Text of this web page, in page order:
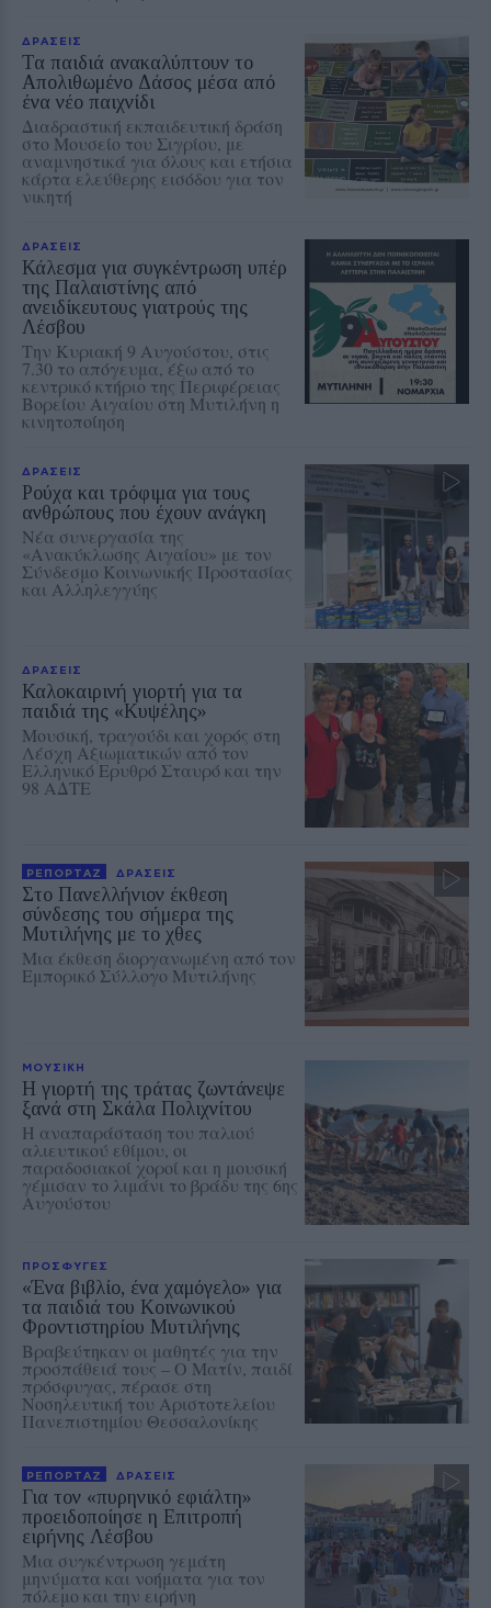
ΔΡΑΣΕΙΣ
Τα παιδιά ανακαλύπτουν το
Απολιθωμένο Δάσος μέσα από
ένα νέο παιχνίδι
Διαδραστική εκπαιδευτική δράση
στο Μουσείο του Σιγρίου, με
αναμνηστικά για όλους και ετήσια
κάρτα ελεύθερης εισόδου για τον
νικητή
ΔΡΑΣΕΙΣ
Κάλεσμα για συγκέντρωση υπέρ
της Παλαιστίνης από
ανειδίκευτους γιατρούς της
Λέσβου
Την Κυριακή 9 Αυγούστου, στις
7.30 το απόγευμα, έξω από το
κεντρικό κτήριο της Περιφέρειας
Βορείου Αιγαίου στη Μυτιλήνη η
κινητοποίηση
ΔΡΑΣΕΙΣ
Ρούχα και τρόφιμα για τους
ανθρώπους που έχουν ανάγκη
Νέα συνεργασία της
«Ανακύκλωσης Αιγαίου» με τον
Σύνδεσμο Κοινωνικής Προστασίας
και Αλληλεγγύης
ΔΡΑΣΕΙΣ
Καλοκαιρινή γιορτή για τα
παιδιά της «Κυψέλης»
Μουσική, τραγούδι και χορός στη
Λέσχη Αξιωματικών από τον
Ελληνικό Ερυθρό Σταυρό και την
98 ΑΔΤΕ
ΡΕΠΟΡΤΑΖ ΔΡΑΣΕΙΣ
Στο Πανελλήνιον έκθεση
σύνδεσης του σήμερα της
Μυτιλήνης με το χθες
Μια έκθεση διοργανωμένη από τον
Εμπορικό Σύλλογο Μυτιλήνης
ΜΟΥΣΙΚΗ
Η γιορτή της τράτας ζωντάνεψε
ξανά στη Σκάλα Πολιχνίτου
Η αναπαράσταση του παλιού
αλιευτικού εθίμου, οι
παραδοσιακοί χοροί και η μουσική
γέμισαν το λιμάνι το βράδυ της 6ης
Αυγούστου
ΠΡΟΣΦΥΓΕΣ
«Ένα βιβλίο, ένα χαμόγελο» για
τα παιδιά του Κοινωνικού
Φροντιστηρίου Μυτιλήνης
Βραβεύτηκαν οι μαθητές για την
προσπάθειά τους – Ο Ματίν, παιδί
πρόσφυγας, πέρασε στη
Νοσηλευτική του Αριστοτελείου
Πανεπιστημίου Θεσσαλονίκης
ΡΕΠΟΡΤΑΖ ΔΡΑΣΕΙΣ
Για τον «πυρηνικό εφιάλτη»
προειδοποίησε η Επιτροπή
ειρήνης Λέσβου
Μια συγκέντρωση γεμάτη
μηνύματα και νοήματα για τον
πόλεμο και την ειρήνη